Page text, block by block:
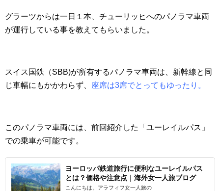
グラーツからは一日１本、チューリッヒへのパノラマ車両
が運行している事を教えてもらいました。
スイス国鉄（SBB)が所有するパノラマ車両は、新幹線と同
じ車幅にもかかわらず、
座席は3席でとってもゆったり。
このパノラマ車両には、前回紹介した「ユーレイルパス」
での乗車が可能です。
ヨーロッパ鉄道旅行に便利なユーレイルパス
とは？価格や注意点｜海外女一人旅ブログ
こんにちは。アラフィフ女一人旅の